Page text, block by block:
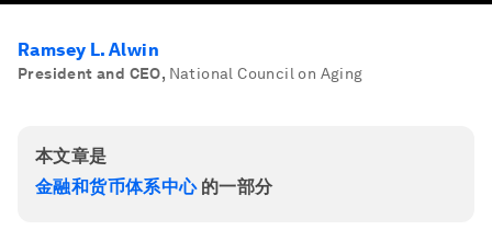
Ramsey L. Alwin
President and CEO, National Council on Aging
本文章是
金融和货币体系中心的一部分